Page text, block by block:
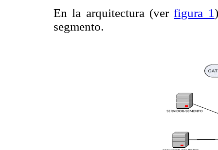
En la arquitectura (verfigura 1
segmento.